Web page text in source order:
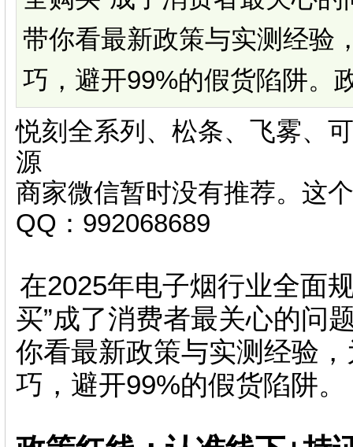
带你看最新政策与实测经验
巧，避开99%的假货陷阱。
悦刻全系列、松条、飞雾、
源
商家微信暂时没有推荐。这
QQ：992068689
在2025年电子烟行业全面
买”成了消费者最关心的问
你看最新政策与实测经验
巧，避开99%的假货陷阱。